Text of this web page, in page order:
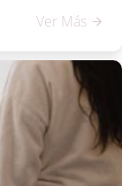
Ver Más